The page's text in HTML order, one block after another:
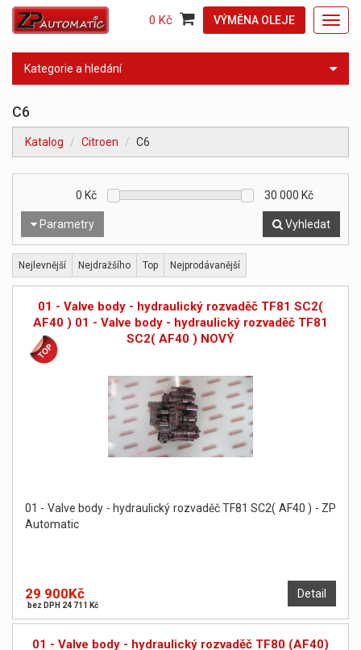
VÝMĚNA OLEJE
0 Kč
Kategorie a hledání
C6
Katalog Citroen C6
Parametry
0 Kč 30 000 Kč
Vyhledat
Nejlevnější Nejdražšího Top Nejprodávanější
01 - Valve body - hydraulický rozvaděč TF81 SC2(
AF40 ) 01 - Valve body - hydraulický rozvaděč TF81
SC2( AF40 ) NOVÝ
01 - Valve body - hydraulický rozvaděč TF81 SC2( AF40 ) - ZP
Automatic
Detail
29 900Kč
bez DPH 24 711 Kč
01 - Valve body - hydraulický rozvaděč TF80 (AF40)